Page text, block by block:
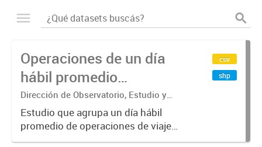
Operaciones de un día
hábil promedio
agregados en
hexágonos, por Modo de
transporte y Hora
Dirección de Observatorio, Estudio y
Sistemas – Ministerio de Transporte
Estudio que agrupa un día hábil
promedio de operaciones de viajes
del sistema único de boleto
csv
shp